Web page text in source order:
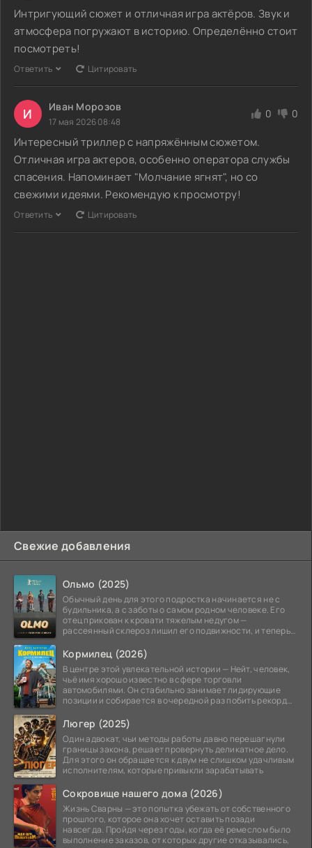
Свежие добавления
Ольмо (2025)
Обычный день для этого подростка начинается не с
будильника, а с заботы о самом родном человеке. Его
отец прикован к кровати тяжелым недугом —
рассеянный склероз лишил его подвижности, и теперь
Кормилец (2026)
В центре этой увлекательной истории — Нейт, человек,
чьё имя хорошо известно в сфере торговли
автомобилями. Он стабильно занимает лидирующие
позиции и собирается в очередной раз побить рекорд
Люгер (2025)
Один адвокат, чьи методы работы давно перешагнули
границы закона, решает провернуть деликатное дело.
Для этого он обращается к двум не слишком удачливым
исполнителям, которые привыкли зарабатывать
Сокровище нашего дома (2026)
Жизнь Сварны — это попытка убежать от собственного
прошлого, которое она хочет оставить позади
навсегда. Пройдя через годы, когда её ремеслом было
выполнение заказов, от которых другие отказывались,
Интригующий сюжет и отличная игра актёров. Звук и
атмосфера погружают в историю. Определённо стоит
посмотреть!
Ответить Цитировать
И Иван Морозов
17 мая 2026 08:48
0 0
Интересный триллер с напряжённым сюжетом.
Отличная игра актеров, особенно оператора службы
спасения. Напоминает "Молчание ягнят", но со
свежими идеями. Рекомендую к просмотру!
Ответить Цитировать